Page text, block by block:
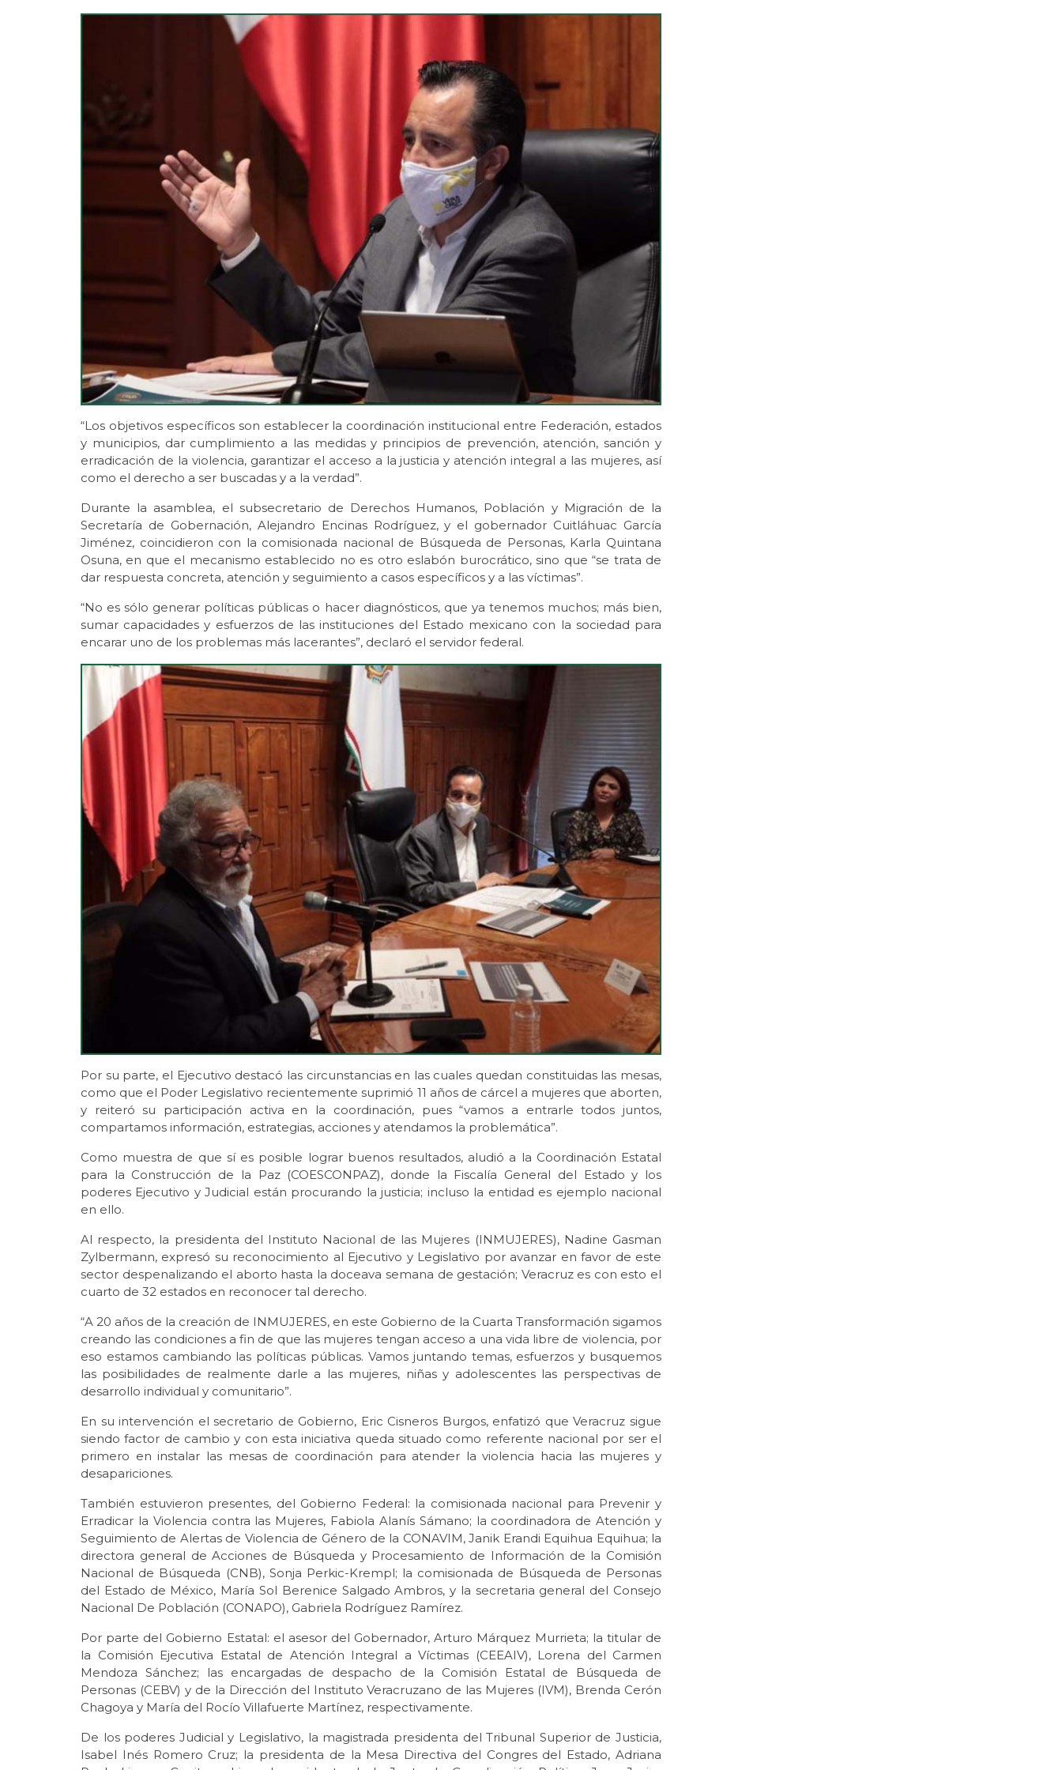
“Los objetivos específicos son establecer la coordinación institucional entre Federación, estados
y municipios, dar cumplimiento a las medidas y principios de prevención, atención, sanción y
erradicación de la violencia, garantizar el acceso a la justicia y atención integral a las mujeres, así
como el derecho a ser buscadas y a la verdad”.
Durante la asamblea, el subsecretario de Derechos Humanos, Población y Migración de la
Secretaría de Gobernación, Alejandro Encinas Rodríguez, y el gobernador Cuitláhuac García
Jiménez, coincidieron con la comisionada nacional de Búsqueda de Personas, Karla Quintana
Osuna, en que el mecanismo establecido no es otro eslabón burocrático, sino que “se trata de
dar respuesta concreta, atención y seguimiento a casos específicos y a las víctimas”.
“No es sólo generar políticas públicas o hacer diagnósticos, que ya tenemos muchos; más bien,
sumar capacidades y esfuerzos de las instituciones del Estado mexicano con la sociedad para
encarar uno de los problemas más lacerantes”, declaró el servidor federal.
Por su parte, el Ejecutivo destacó las circunstancias en las cuales quedan constituidas las mesas,
como que el Poder Legislativo recientemente suprimió 11 años de cárcel a mujeres que aborten,
y reiteró su participación activa en la coordinación, pues “vamos a entrarle todos juntos,
compartamos información, estrategias, acciones y atendamos la problemática”.
Como muestra de que sí es posible lograr buenos resultados, aludió a la Coordinación Estatal
para la Construcción de la Paz (COESCONPAZ), donde la Fiscalía General del Estado y los
poderes Ejecutivo y Judicial están procurando la justicia; incluso la entidad es ejemplo nacional
en ello.
Al respecto, la presidenta del Instituto Nacional de las Mujeres (INMUJERES), Nadine Gasman
Zylbermann, expresó su reconocimiento al Ejecutivo y Legislativo por avanzar en favor de este
sector despenalizando el aborto hasta la doceava semana de gestación; Veracruz es con esto el
cuarto de 32 estados en reconocer tal derecho.
“A 20 años de la creación de INMUJERES, en este Gobierno de la Cuarta Transformación sigamos
creando las condiciones a fin de que las mujeres tengan acceso a una vida libre de violencia, por
eso estamos cambiando las políticas públicas. Vamos juntando temas, esfuerzos y busquemos
las posibilidades de realmente darle a las mujeres, niñas y adolescentes las perspectivas de
desarrollo individual y comunitario”.
En su intervención el secretario de Gobierno, Eric Cisneros Burgos, enfatizó que Veracruz sigue
siendo factor de cambio y con esta iniciativa queda situado como referente nacional por ser el
primero en instalar las mesas de coordinación para atender la violencia hacia las mujeres y
desapariciones.
También estuvieron presentes, del Gobierno Federal: la comisionada nacional para Prevenir y
Erradicar la Violencia contra las Mujeres, Fabiola Alanís Sámano; la coordinadora de Atención y
Seguimiento de Alertas de Violencia de Género de la CONAVIM, Janik Erandi Equihua Equihua; la
directora general de Acciones de Búsqueda y Procesamiento de Información de la Comisión
Nacional de Búsqueda (CNB), Sonja Perkic-Krempl; la comisionada de Búsqueda de Personas
del Estado de México, María Sol Berenice Salgado Ambros, y la secretaria general del Consejo
Nacional De Población (CONAPO), Gabriela Rodríguez Ramírez.
Por parte del Gobierno Estatal: el asesor del Gobernador, Arturo Márquez Murrieta; la titular de
la Comisión Ejecutiva Estatal de Atención Integral a Víctimas (CEEAIV), Lorena del Carmen
Mendoza Sánchez; las encargadas de despacho de la Comisión Estatal de Búsqueda de
Personas (CEBV) y de la Dirección del Instituto Veracruzano de las Mujeres (IVM), Brenda Cerón
Chagoya y María del Rocío Villafuerte Martínez, respectivamente.
De los poderes Judicial y Legislativo, la magistrada presidenta del Tribunal Superior de Justicia,
Isabel Inés Romero Cruz; la presidenta de la Mesa Directiva del Congres del Estado, Adriana